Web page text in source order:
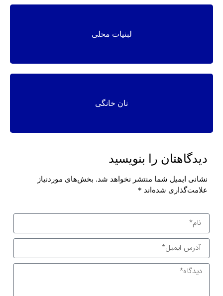
لبنیات محلی
نان خانگی
دیدگاهتان را بنویسید
نشانی ایمیل شما منتشر نخواهد شد. بخش‌های موردنیاز
علامت‌گذاری شده‌اند *